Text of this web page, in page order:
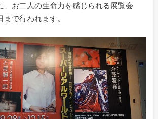
、お二人の生命力を感じられる展覧会
で行われます。